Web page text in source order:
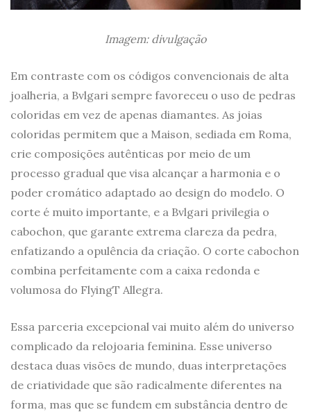
Imagem: divulgação
Em contraste com os códigos convencionais de alta
joalheria, a Bvlgari sempre favoreceu o uso de pedras
coloridas em vez de apenas diamantes. As joias
coloridas permitem que a Maison, sediada em Roma,
crie composições autênticas por meio de um
processo gradual que visa alcançar a harmonia e o
poder cromático adaptado ao design do modelo. O
corte é muito importante, e a Bvlgari privilegia o
cabochon, que garante extrema clareza da pedra,
enfatizando a opulência da criação. O corte cabochon
combina perfeitamente com a caixa redonda e
volumosa do FlyingT Allegra.
Essa parceria excepcional vai muito além do universo
complicado da relojoaria feminina. Esse universo
destaca duas visões de mundo, duas interpretações
de criatividade que são radicalmente diferentes na
forma, mas que se fundem em substância dentro de